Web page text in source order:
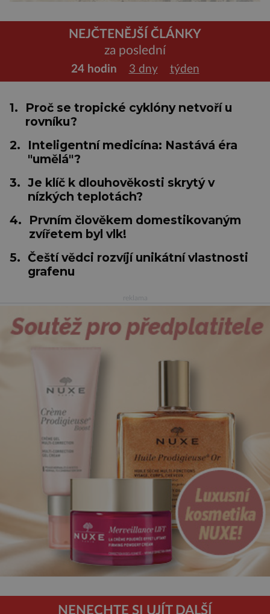
NEJČTENĚJŠÍ ČLÁNKY
za poslední
24 hodin 3 dny týden
1.
Proč se tropické cyklóny netvoří u
rovníku?
2.
Inteligentní medicína: Nastává éra
"umělá"?
3. Je klíč k dlouhověkosti skrytý v
nízkých teplotách?
4.
Prvním člověkem domestikovaným
zvířetem byl vlk!
5. Čeští vědci rozvíjí unikátní vlastnosti
grafenu
NENECHTE SI UJÍT DALŠÍ